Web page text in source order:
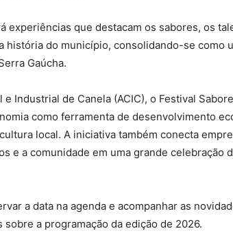
experiências que destacam os sabores, os
história do município, consolidando-se como
Gaúcha.
Industrial de Canela (ACIC), o Festival
como ferramenta de desenvolvimento
local. A iniciativa também conecta
e a comunidade em uma grande celebração
a data na agenda e acompanhar as
a programação da edição de 2026.